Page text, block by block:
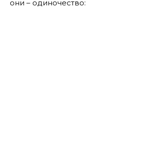
они – одиночество: